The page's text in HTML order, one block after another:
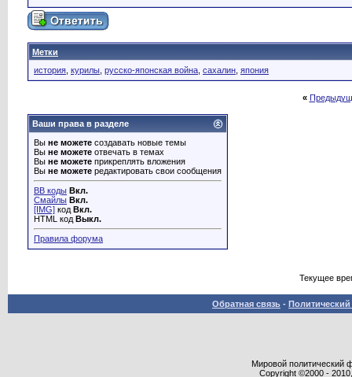
Метки
история курилы русско-японская война сахалин япония
«
Ваши права в разделе
Вы не можете создавать новые темы
Вы не можете отвечать в темах
Вы не можете прикреплять вложения
Вы не можете редактировать свои сообщения
BB коды Вкл.
Смайлы Вкл.
[IMG] код Вкл.
HTML код Выкл.
Правила форума
Текущее
Обратная связь -
Мировой политический
Copyright ©2000 -